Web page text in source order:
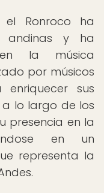
Ronroco ha
andinas y ha
la música
por músicos
sus
a lo largo de los
presencia en la
en un
representa la